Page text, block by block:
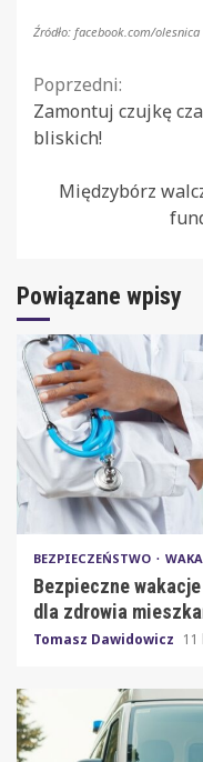
Źródło: facebook.com/olesnica
Continue
Reading
Poprzedni:
Zamontuj czujkę
bliskich!
Międzybórz
Powiązane wpisy
BEZPIECZEŃSTWO
Bezpieczne
dla zdrowia
Tomasz Dawidowicz 11